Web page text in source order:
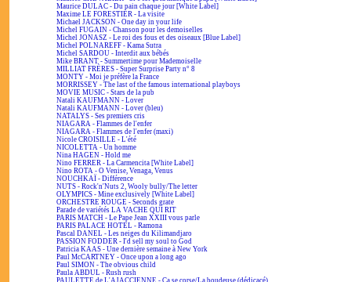
Maurice DULAC - Du pain chaque jour [White Label]
Maxime LE FORESTIER - La visite
Michael JACKSON - One day in your life
Michel FUGAIN - Chanson pour les demoiselles
Michel JONASZ - Le roi des fous et des oiseaux [Blue Label]
Michel POLNAREFF - Kama Sutra
Michel SARDOU - Interdit aux bébés
Mike BRANT - Summertime pour Mademoiselle
MILLIAT FRÈRES - Super Surprise Party n° 8
MONTY - Moi je préfère la France
MORRISSEY - The last of the famous international playboys
MOVIE MUSIC - Stars de la pub
Natali KAUFMANN - Lover
Natali KAUFMANN - Lover (bleu)
NATALYS - Ses premiers cris
NIAGARA - Flammes de l'enfer
NIAGARA - Flammes de l'enfer (maxi)
Nicole CROISILLE - L'été
NICOLETTA - Un homme
Nina HAGEN - Hold me
Nino FERRER - La Carmencita [White Label]
Nino ROTA - O Venise, Venaga, Venus
NOUCHKAÏ - Différence
NUTS - Rock'n'Nuts 2, Wooly bully/The letter
OLYMPICS - Mine exclusively [White Label]
ORCHESTRE ROUGE - Seconds grate
Parade de variétés LA VACHE QUI RIT
PARIS MATCH - Le Pape Jean XXIII vous parle
PARIS PALACE HOTEL - Ramona
Pascal DANEL - Les neiges du Kilimandjaro
PASSION FODDER - I'd sell my soul to God
Patricia KAAS - Une dernière semaine à New York
Paul McCARTNEY - Once upon a long ago
Paul SIMON - The obvious child
Paula ABDUL - Rush rush
PAULETTE de L'AJACCIENNE - Ça se corse/La boudeuse (dédicacé)